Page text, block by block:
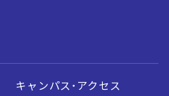
キャンパス・アクセス